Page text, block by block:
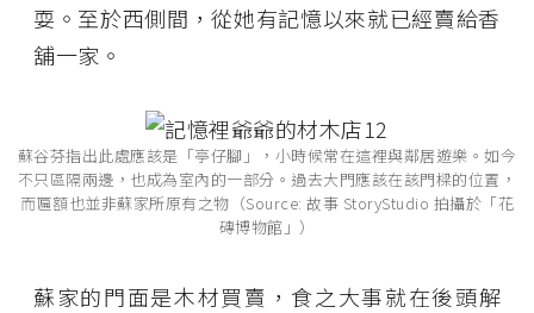
耍。至於西側間，從她有記憶以來就已經賣給香
舖一家。
蘇谷芬指出此處應該是「亭仔腳」，小時候常在這裡與鄰居遊樂。如今
不只區隔兩邊，也成為室內的一部分。過去大門應該在該門樑的位置，
而匾額也並非蘇家所原有之物（Source: 故事 StoryStudio 拍攝於「花
磚博物館」）
蘇家的門面是木材買賣，食之大事就在後頭解